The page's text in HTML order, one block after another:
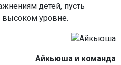
детей, пусть
высоком уровне.
Айкьюша и команда